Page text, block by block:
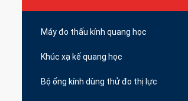
Máy đo thấu kính quang học
Khúc xạ kế quang học
Bộ ống kính dùng thử đo thị lực